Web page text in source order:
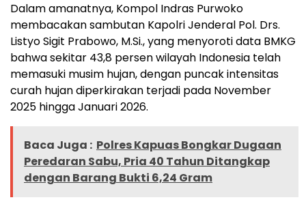
Dalam amanatnya, Kompol Indras Purwoko
membacakan sambutan Kapolri Jenderal Pol. Drs.
Listyo Sigit Prabowo, M.Si., yang menyoroti data BMKG
bahwa sekitar 43,8 persen wilayah Indonesia telah
memasuki musim hujan, dengan puncak intensitas
curah hujan diperkirakan terjadi pada November
2025 hingga Januari 2026.
Baca Juga : Polres Kapuas Bongkar Dugaan
Peredaran Sabu, Pria 40 Tahun Ditangkap
dengan Barang Bukti 6,24 Gram